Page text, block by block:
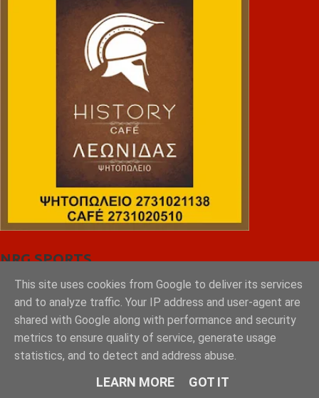
NRG SPORTS
This site uses cookies from Google to deliver its services
and to analyze traffic. Your IP address and user-agent are
shared with Google along with performance and security
metrics to ensure quality of service, generate usage
statistics, and to detect and address abuse.
LEARN MORE GOT IT